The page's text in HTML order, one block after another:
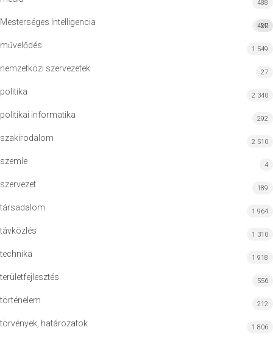
488
Mesterséges Intelligencia MI
427
művelődés 1 549
nemzetközi szervezetek 27
politika 2 340
politikai informatika 292
szakirodalom 2 510
szemle 4
szervezet 189
társadalom 1 964
távközlés 1 310
technika 1 918
területfejlesztés 556
történelem 212
törvények, határozatok 1 806